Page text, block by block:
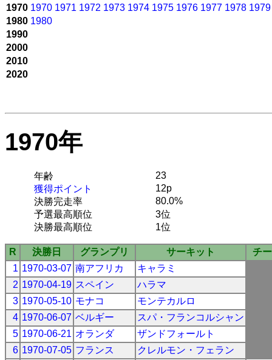
1970 1970 1971 1972 1973 1974 1975 1976 1977 1978 1979
1980 1980
1990
2000
2010
2020
1970年
年齢
23
獲得ポイント
12p
決勝完走率
80.0%
予選最高順位
3位
決勝最高順位
1位
R 決勝日 グランプリ サーキット
チ
1 1970-03-07 南アフリカ
キャラミ
2 1970-04-19 スペイン
ハラマ
3 1970-05-10 モナコ
モンテカルロ
4 1970-06-07 ベルギー
スパ・フランコルシャン
5 1970-06-21 オランダ
ザンドフォールト
6 1970-07-05 フランス
クレルモン・フェラン